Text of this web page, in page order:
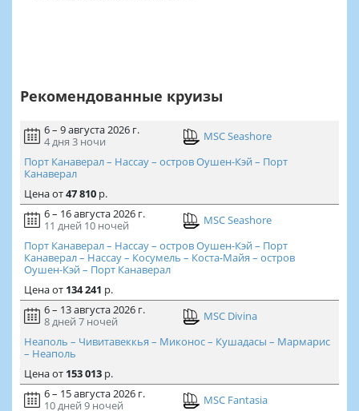
Рекомендованные круизы
6 – 9 августа 2026 г.
4 дня 3 ночи
MSC Seashore
Порт Канаверал – Нассау – остров Оушен-Кэй – Порт
Канаверал
Ценаот47 810р.
6 – 16 августа 2026 г.
11 дней 10 ночей
MSC Seashore
Порт Канаверал – Нассау – остров Оушен-Кэй – Порт
Канаверал – Нассау – Косумель – Коста-Майя – остров
Оушен-Кэй – Порт Канаверал
Ценаот 134 241 р.
6 – 13 августа 2026 г.
8 дней 7 ночей
MSC Divina
Неаполь – Чивитавеккья – Миконос – Кушадасы – Мармарис
– Неаполь
Ценаот 153 013р.
6 – 15 августа 2026 г.
10 дней 9 ночей MSC Fantasia